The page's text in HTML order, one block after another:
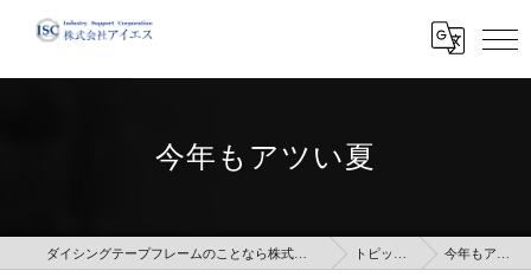
今年もアツい夏
ダイシングテープフレームのことなら株式会社アイエス トピックス 今年もアツい夏